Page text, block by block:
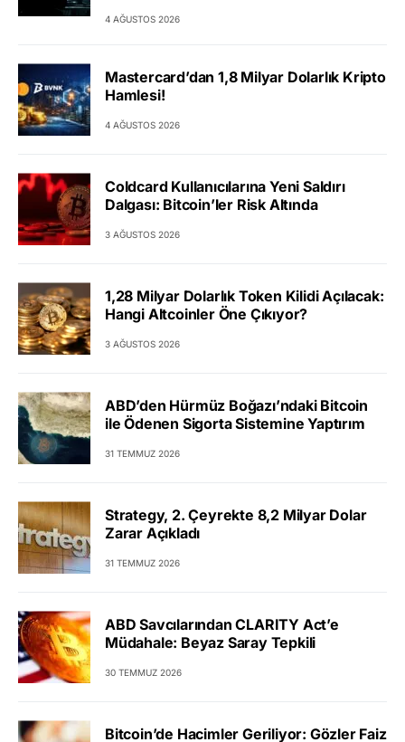
4 AĞUSTOS 2026
Mastercard’dan 1,8 Milyar Dolarlık Kripto
Hamlesi!
4 AĞUSTOS 2026
Coldcard Kullanıcılarına Yeni Saldırı
Dalgası: Bitcoin’ler Risk Altında
3 AĞUSTOS 2026
1,28 Milyar Dolarlık Token Kilidi Açılacak:
Hangi Altcoinler Öne Çıkıyor?
3 AĞUSTOS 2026
ABD’den Hürmüz Boğazı’ndaki Bitcoin
ile Ödenen Sigorta Sistemine Yaptırım
31 TEMMUZ 2026
Strategy, 2. Çeyrekte 8,2 Milyar Dolar
Zarar Açıkladı
31 TEMMUZ 2026
ABD Savcılarından CLARITY Act’e
Müdahale: Beyaz Saray Tepkili
30 TEMMUZ 2026
Bitcoin’de Hacimler Geriliyor: Gözler Faiz